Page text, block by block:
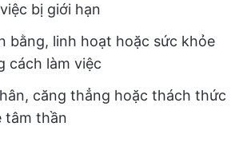
bị giới hạn
bằng, linh hoạt hoặc sức khỏe
cách làm việc
căng thẳng hoặc thách thức
tâm thần